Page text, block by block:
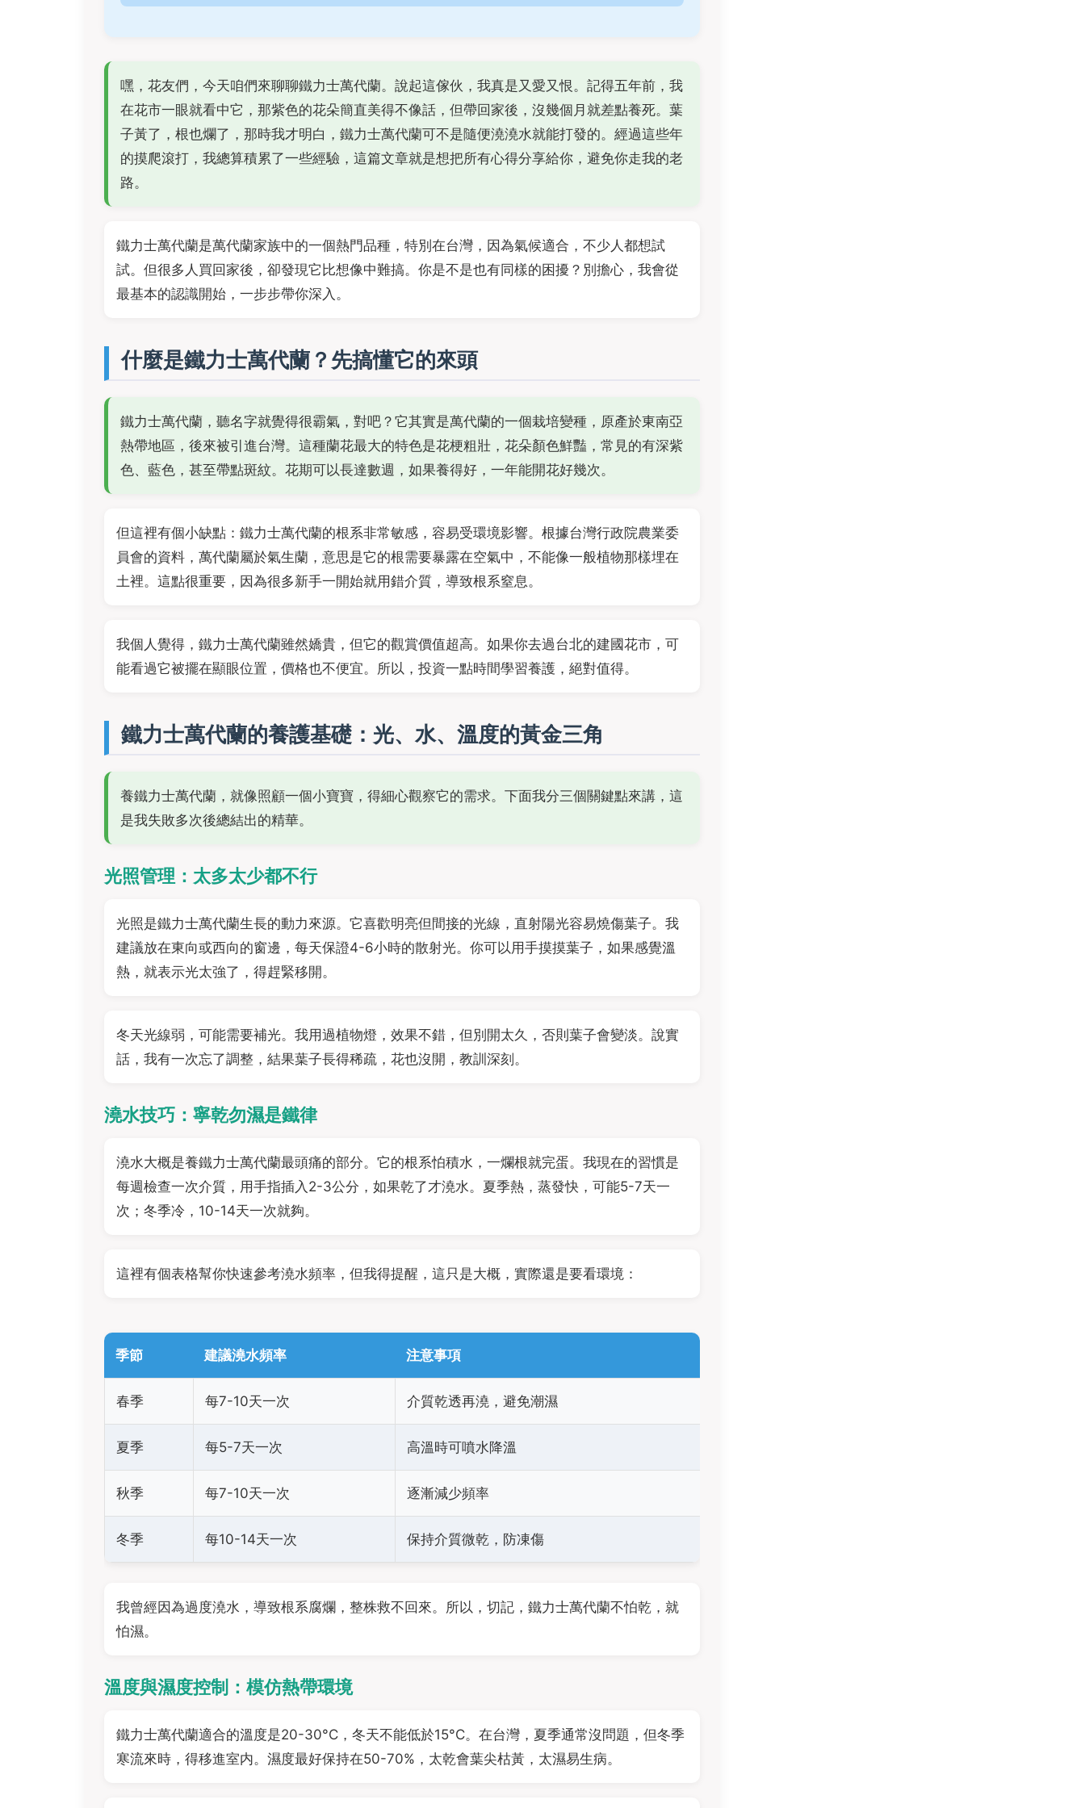
嘿，花友們，今天咱們來聊聊鐵力士萬代蘭。說起這傢伙，我真是又愛又恨。記得五年前，我
在花市一眼就看中它，那紫色的花朵簡直美得不像話，但帶回家後，沒幾個月就差點養死。葉
子黃了，根也爛了，那時我才明白，鐵力士萬代蘭可不是隨便澆澆水就能打發的。經過這些年
的摸爬滾打，我總算積累了一些經驗，這篇文章就是想把所有心得分享給你，避免你走我的老
路。
鐵力士萬代蘭是萬代蘭家族中的一個熱門品種，特別在台灣，因為氣候適合，不少人都想試
試。但很多人買回家後，卻發現它比想像中難搞。你是不是也有同樣的困擾？別擔心，我會從
最基本的認識開始，一步步帶你深入。
什麼是鐵力士萬代蘭？先搞懂它的來頭
鐵力士萬代蘭，聽名字就覺得很霸氣，對吧？它其實是萬代蘭的一個栽培變種，原產於東南亞
熱帶地區，後來被引進台灣。這種蘭花最大的特色是花梗粗壯，花朵顏色鮮豔，常見的有深紫
色、藍色，甚至帶點斑紋。花期可以長達數週，如果養得好，一年能開花好幾次。
但這裡有個小缺點：鐵力士萬代蘭的根系非常敏感，容易受環境影響。根據台灣行政院農業委
員會的資料，萬代蘭屬於氣生蘭，意思是它的根需要暴露在空氣中，不能像一般植物那樣埋在
土裡。這點很重要，因為很多新手一開始就用錯介質，導致根系窒息。
我個人覺得，鐵力士萬代蘭雖然嬌貴，但它的觀賞價值超高。如果你去過台北的建國花市，可
能看過它被擺在顯眼位置，價格也不便宜。所以，投資一點時間學習養護，絕對值得。
鐵力士萬代蘭的養護基礎：光、水、溫度的黃金三角
養鐵力士萬代蘭，就像照顧一個小寶寶，得細心觀察它的需求。下面我分三個關鍵點來講，這
是我失敗多次後總結出的精華。
光照管理：太多太少都不行
光照是鐵力士萬代蘭生長的動力來源。它喜歡明亮但間接的光線，直射陽光容易燒傷葉子。我
建議放在東向或西向的窗邊，每天保證4-6小時的散射光。你可以用手摸摸葉子，如果感覺溫
熱，就表示光太強了，得趕緊移開。
冬天光線弱，可能需要補光。我用過植物燈，效果不錯，但別開太久，否則葉子會變淡。說實
話，我有一次忘了調整，結果葉子長得稀疏，花也沒開，教訓深刻。
澆水技巧：寧乾勿濕是鐵律
澆水大概是養鐵力士萬代蘭最頭痛的部分。它的根系怕積水，一爛根就完蛋。我現在的習慣是
每週檢查一次介質，用手指插入2-3公分，如果乾了才澆水。夏季熱，蒸發快，可能5-7天一
次；冬季冷，10-14天一次就夠。
這裡有個表格幫你快速參考澆水頻率，但我得提醒，這只是大概，實際還是要看環境：
季節 建議澆水頻率 注意事項
春季 每7-10天一次 介質乾透再澆，避免潮濕
夏季 每5-7天一次 高溫時可噴水降溫
秋季 每7-10天一次 逐漸減少頻率
冬季 每10-14天一次 保持介質微乾，防凍傷
我曾經因為過度澆水，導致根系腐爛，整株救不回來。所以，切記，鐵力士萬代蘭不怕乾，就
怕濕。
溫度與濕度控制：模仿熱帶環境
鐵力士萬代蘭適合的溫度是20-30°C，冬天不能低於15°C。在台灣，夏季通常沒問題，但冬季
寒流來時，得移進室内。濕度最好保持在50-70%，太乾會葉尖枯黃，太濕易生病。